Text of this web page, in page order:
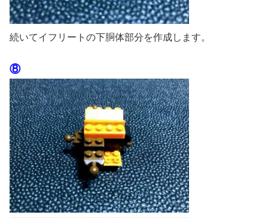
続いてイフリートの下胴体部分を作成します。
⑧